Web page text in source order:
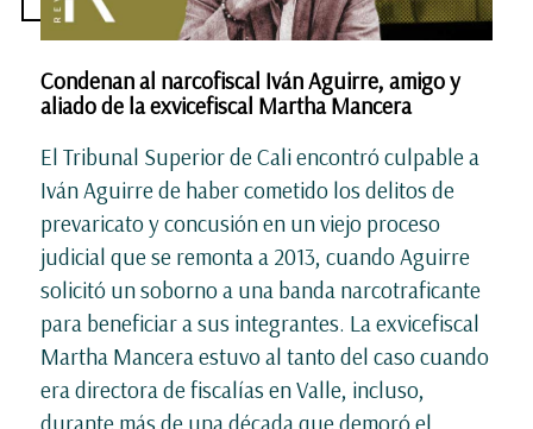
Condenan al narcofiscal Iván Aguirre, amigo y
aliado de la exvicefiscal Martha Mancera
El Tribunal Superior de Cali encontró culpable a
Iván Aguirre de haber cometido los delitos de
prevaricato y concusión en un viejo proceso
judicial que se remonta a 2013, cuando Aguirre
solicitó un soborno a una banda narcotraficante
para beneficiar a sus integrantes. La exvicefiscal
Martha Mancera estuvo al tanto del caso cuando
era directora de fiscalías en Valle, incluso,
durante más de una década que demoró el